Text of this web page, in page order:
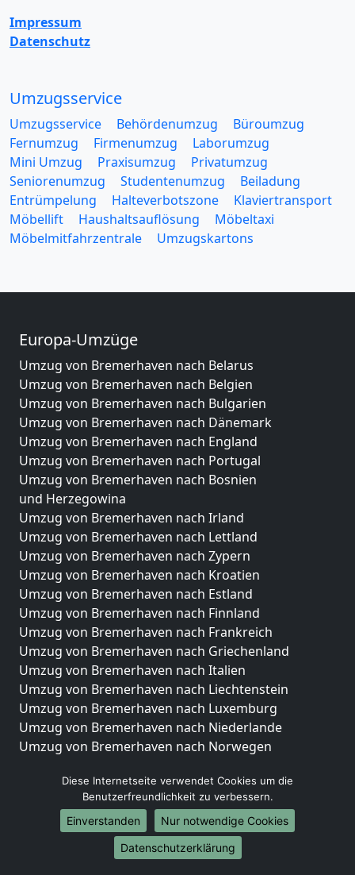
Impressum
Datenschutz
Umzugsservice
Umzugsservice Behördenumzug
Büroumzug
Fernumzug
Firmenumzug
Laborumzug
Mini Umzug
Praxisumzug
Privatumzug
Seniorenumzug
Studentenumzug
Beiladung
Entrümpelung
Halteverbotszone
Klaviertransport
Möbellift
Haushaltsauflösung
Möbeltaxi
Möbelmitfahrzentrale
Umzugskartons
Europa-Umzüge
Umzug von Bremerhaven nach Belarus
Umzug von Bremerhaven nach Belgien
Umzug von Bremerhaven nach Bulgarien
Umzug von Bremerhaven nach Dänemark
Umzug von Bremerhaven nach England
Umzug von Bremerhaven nach Portugal
Umzug von Bremerhaven nach Bosnien
und Herzegowina
Umzug von Bremerhaven nach Irland
Umzug von Bremerhaven nach Lettland
Umzug von Bremerhaven nach Zypern
Umzug von Bremerhaven nach Kroatien
Umzug von Bremerhaven nach Estland
Umzug von Bremerhaven nach Finnland
Umzug von Bremerhaven nach Frankreich
Umzug von Bremerhaven nach Griechenland
Umzug von Bremerhaven nach Italien
Umzug von Bremerhaven nach Liechtenstein
Umzug von Bremerhaven nach Luxemburg
Umzug von Bremerhaven nach Niederlande
Umzug von Bremerhaven nach Norwegen
Umzüge-Deutschlandweit
Umzug von Bremerhaven nach Berlin
Umzug von Bremerhaven nach Hamburg
Umzug von Bremerhaven nach München
Umzug von Bremerhaven nach Köln
Diese Internetseite verwendet Cookies um die
Benutzerfreundlichkeit zu verbessern.
Einverstanden
Nur notwendige Cookies
Datenschutzerklärung